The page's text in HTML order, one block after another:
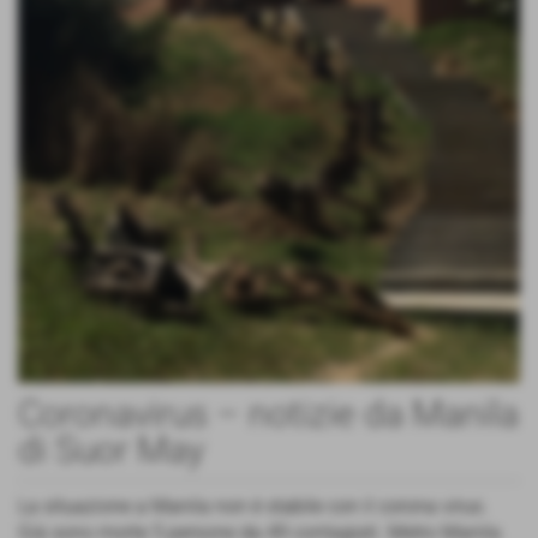
Coronavirus – notizie da Manila
di Suor May
La situazione a Manila non è stabile con il corona virus.
Già sono morte 5 persone da 49 contagiati. Metro Manila